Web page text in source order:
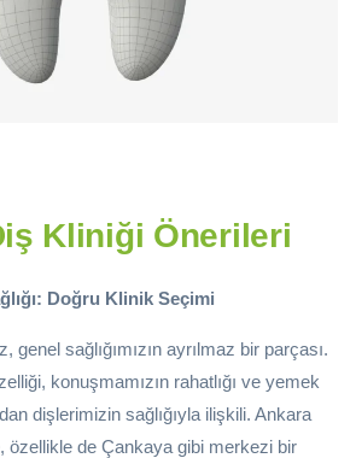
Kliniği Önerileri
Doğru Klinik Seçimi
genel sağlığımızın ayrılmaz bir parçası.
konuşmamızın rahatlığı ve yemek
dişlerimizin sağlığıyla ilişkili. Ankara
özellikle de Çankaya gibi merkezi bir